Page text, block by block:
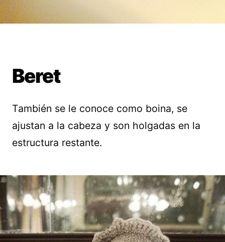
Beret
También se le conoce como boina, se
ajustan a la cabeza y son holgadas en la
estructura restante.